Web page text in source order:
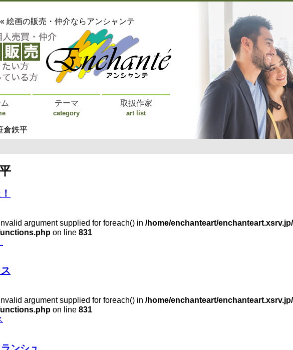
絵画の販売・仲介ならアンシャンテ
テーマ
category
取扱作家
art list
倉鉄平
argument supplied for foreach() in /home/enchanteart/
on line 831
argument supplied for foreach() in /home/enchanteart/
on line 831